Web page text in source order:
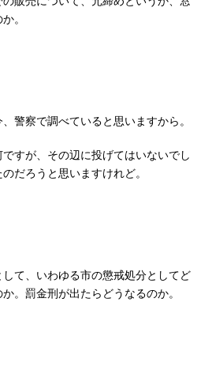
。
警察で調べていると思いますから。
すが、その辺に投げてはいないでし
だろうと思いますけれど。
て、いわゆる市の懲戒処分としてど
。罰金刑が出たらどうなるのか。